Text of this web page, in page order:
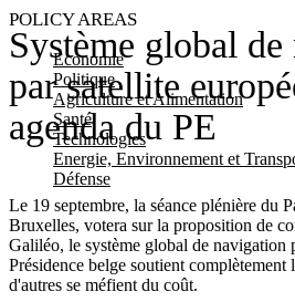
POLICY AREAS
Economie
Politique
Agriculture et Alimentation
Santé
Technologies
Energie, Environnement et
Défense
Système global
par satellite
agenda du PE
Le 19 septembre, la séance plénière du
Bruxelles, votera sur la proposition de
Galiléo, le système global de navigation
Présidence belge soutient
d'autres se méfient du coût.